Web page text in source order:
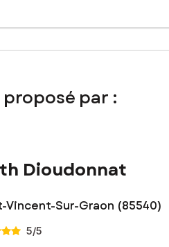
par :
Dioudonnat
Vincent-Sur-Graon (85540)
5/5